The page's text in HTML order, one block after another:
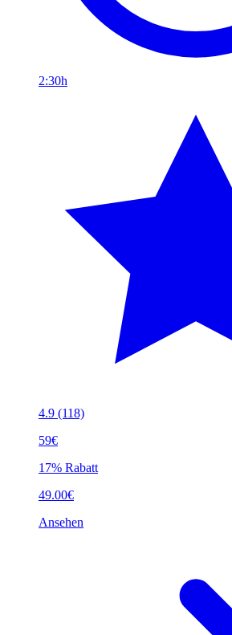
2:30h
4.9 (118)
59€
17% Rabatt
49.00€
Ansehen